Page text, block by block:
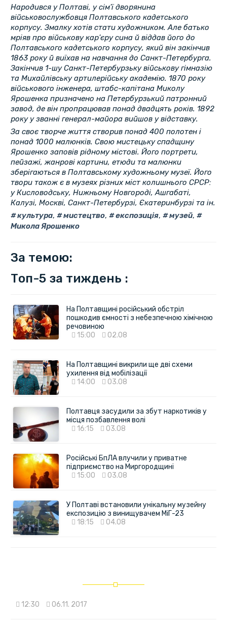
Народився у Полтаві, у сім'ї дворянина
військовослужбовця Полтавського кадетського
корпусу. Змалку хотів стати художником. Але батько
мріяв про військову кар'єру сина й віддав його до
Полтавського кадетського корпусу, який він закінчив
1863 року й виїхав на навчання до Санкт-Петербурга.
Закінчив 1-шу Санкт-Петербурзьку військову гімназію
та Михайлівську артилерійську академію. 1870 року
військового інженера, штабс-капітана Миколу
Ярошенка призначено на Петербурзький патронний
завод, де він пропрацював понад двадцять років. 1892
року у званні генерал-майора вийшов у відставку.
За своє творче життя створив понад 400 полотен і
понад 1000 малюнків. Свою мистецьку спадщину
Ярошенко заповів рідному містові. Його портрети,
пейзажі, жанрові картини, етюди та малюнки
зберігаються в Полтавському художньому музеї. Його
твори також є в музеях різних міст колишнього СРСР:
у Кисловодську, Нижньому Новгороді, Ашгабаті,
Калузі, Москві, Санкт-Петербурзі, Єкатеринбурзі та ін.
культура, мистецтво, експозиція, музей,
Микола Ярошенко
За темою:
Топ-5 за тиждень :
На Полтавщині російський обстріл
пошкодив ємності з небезпечною хімічною
речовиною
15:00
02.08
На Полтавщині викрили ще дві схеми
ухилення від мобілізації
14:00
03.08
Полтавця засудили за збут наркотиків у
місця позбавлення волі
16:15
03.08
Російські БпЛА влучили у приватне
підприємство на Миргородщині
15:00
03.08
У Полтаві встановили унікальну музейну
експозицію з винищувачем МіГ-23
18:15
04.08
12:30 06.11. 2017